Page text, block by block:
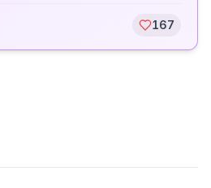
167